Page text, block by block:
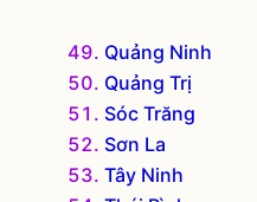
Quảng Ninh
Quảng Trị
Sóc Trăng
Sơn La
Tây Ninh